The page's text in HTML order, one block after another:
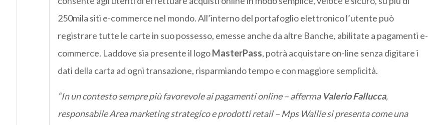
250mila siti e-commerce nel mondo. All’interno del portafoglio elettronico l’utente può
registrare tutte le carte in suo possesso, emesse anche da altre Banche, abilitate a pagamenti e-
commerce. Laddove sia presente il logoMasterPass, potrà acquistare on-line senza digitare i
dati della carta ad ogni transazione, risparmiando tempo e con maggiore semplicità.
“In un contesto sempre più favorevole ai pagamenti online – afferma Valerio Fallucca,
responsabile Area marketing strategico e prodotti retail – Mps Wallie si presenta come una